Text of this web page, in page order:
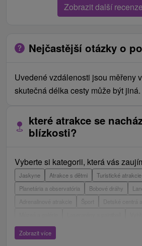
Zobrazit další
Nejčastější otázky o
Uvedené vzdálenosti jsou měřeny
skutečná délka cesty může být jiná.
které atrakce se
blízkosti?
Vyberte si kategorii, která vás
Jaskyne Atrakce s dětmi
Turistické atrakcie
Planetária a observatória
Bobové dráhy
Adrenalinové atrakcie
Detské centrá
ZOO a zvieracie farmy
Hrady, zámky, zrúcaniny
Zobrazit více